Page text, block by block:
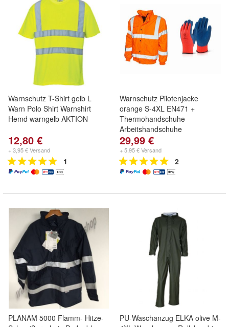
Warnschutz T-Shirt gelb L
Warn Polo Shirt Warnshirt
Hemd warngelb AKTION
12,80 €
+ 3,95 € Versand
1
Warnschutz Pilotenjacke
orange S-4XL EN471 +
Thermohandschuhe
Arbeitshandschuhe
29,99 €
+ 5,95 € Versand
2
PLANAM 5000 Flamm- Hitze-
PU-Waschanzug ELKA olive M-